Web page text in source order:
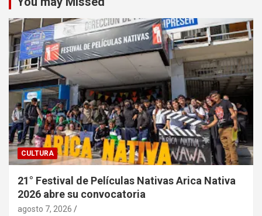
CULTURA
21° Festival de Películas Nativas Arica Nativa
2026 abre su convocatoria
agosto 7, 2026